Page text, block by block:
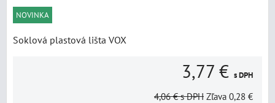
NOVINKA
Soklová plastová lišta VOX
3,77 € s DPH
4,06 € s DPH Zľava 0,28 €